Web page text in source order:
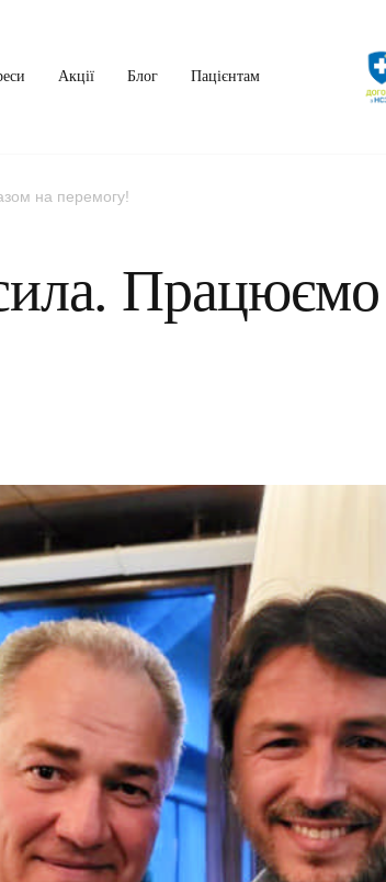
Акції Блог Пацієнтам
на перемогу!